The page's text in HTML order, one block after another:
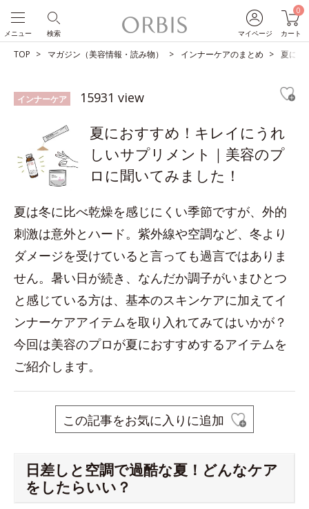
マイページ
0
カート
検索
メニュー
TOP マガジン（美容情報・読み物） インナーケアのまとめ 夏にお
インナーケア 15931 view
夏におすすめ！キレイにうれ
しいサプリメント｜美容のプ
ロに聞いてみました！
夏は冬に比べ乾燥を感じにくい季節ですが、外的
刺激は意外とハード。紫外線や空調など、冬より
ダメージを受けていると言っても過言ではありま
せん。暑い日が続き、なんだか調子がいまひとつ
と感じている方は、基本のスキンケアに加えてイ
ンナーケアアイテムを取り入れてみてはいかが？
今回は美容のプロが夏におすすめするアイテムを
ご紹介します。
この記事をお気に入りに追加
日差しと空調で過酷な夏！どんなケア
をしたらいい？